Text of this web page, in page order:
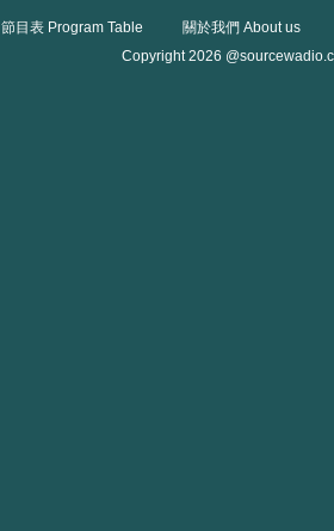
節目表 Program Table
關於我們 About us
Copyright 2026